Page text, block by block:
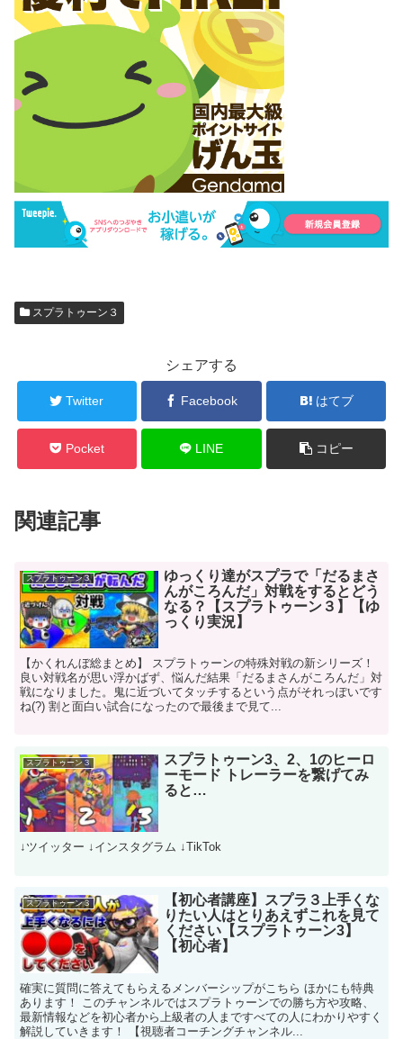
スプラトゥーン３
シェアする
Twitter Facebook はてブ
Pocket LINE コピー
関連記事
スプラトゥーン３
ゆっくり達がスプラで「だるまさ
んがころんだ」対戦をするとどう
なる？【スプラトゥーン３】【ゆ
っくり実況】
【かくれんぼ総まとめ】 スプラトゥーンの特殊対戦の新シリーズ！
良い対戦名が思い浮かばず、悩んだ結果「だるまさんがころんだ」対
戦になりました。鬼に近づいてタッチするという点がそれっぽいです
ね(?) 割と面白い試合になったので最後まで見て...
スプラトゥーン３
スプラトゥーン3、2、1のヒーロ
ーモード トレーラーを繋げてみ
ると…
↓ツイッター ↓インスタグラム ↓TikTok
スプラトゥーン３
【初心者講座】スプラ３上手くな
りたい人はとりあえずこれを見て
ください【スプラトゥーン3】
【初心者】
確実に質問に答えてもらえるメンバーシップがこちら ほかにも特典
あります！ このチャンネルではスプラトゥーンでの勝ち方や攻略、
最新情報などを初心者から上級者の人まですべての人にわかりやすく
解説していきます！ 【視聴者コーチングチャンネル...